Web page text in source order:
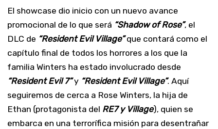
El showcase dio inicio con un nuevo avance
promocional de lo que será “Shadow of Rose”, el
DLC de “Resident Evil Village”que contará como el
capítulo final de todos los horrores a los que la
familia Winters ha estado involucrado desde
“Resident Evil 7”y “Resident Evil Village”. Aquí
seguiremos de cerca a Rose Winters, la hija de
Ethan (protagonista del RE7 y Village), quien se
embarca en una terrorífica misión para desentrañar